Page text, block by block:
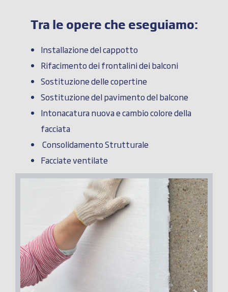
Tra le opere che eseguiamo:
Installazione del cappotto
Rifacimento dei frontalini dei balconi
Sostituzione delle copertine
Sostituzione del pavimento del balcone
Intonacatura nuova e cambio colore della
facciata
Consolidamento Strutturale
Facciate ventilate